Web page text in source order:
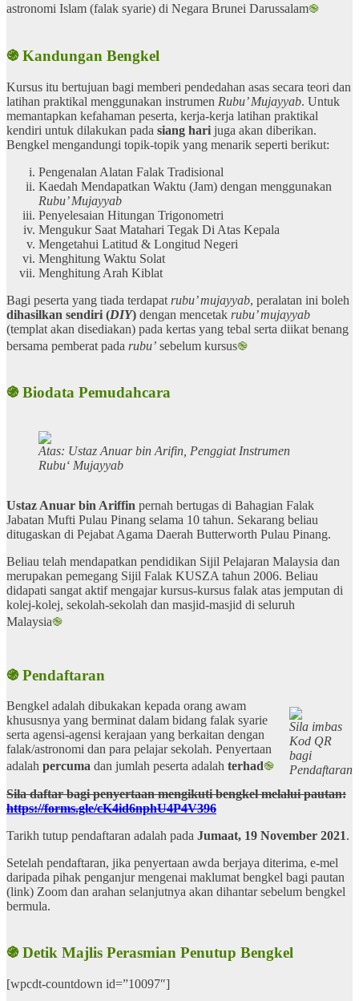
astronomi Islam (falak syarie) di Negara Brunei Darussalam֎
֍ Kandungan Bengkel
Kursus itu bertujuan bagi memberi pendedahan asas secara teori dan
latihan praktikal menggunakan instrumen Rubu’ Mujayyab. Untuk
memantapkan kefahaman peserta, kerja-kerja latihan praktikal
kendiri untuk dilakukan pada siang hari juga akan diberikan.
Bengkel mengandungi topik-topik yang menarik seperti berikut:
Pengenalan Alatan Falak Tradisional
Kaedah Mendapatkan Waktu (Jam) dengan menggunakan
Rubu’ Mujayyab
Penyelesaian Hitungan Trigonometri
Mengukur Saat Matahari Tegak Di Atas Kepala
Mengetahui Latitud & Longitud Negeri
Menghitung Waktu Solat
Menghitung Arah Kiblat
Bagi peserta yang tiada terdapat rubu’ mujayyab, peralatan ini boleh
dihasilkan sendiri (DIY) dengan mencetak rubu’ mujayyab
(templat akan disediakan) pada kertas yang tebal serta diikat benang
bersama pemberat pada rubu’ sebelum kursus֎
֍ Biodata Pemudahcara
Atas: Ustaz Anuar bin Arifin, Penggiat Instrumen
Rubu‘ Mujayyab
Ustaz Anuar bin Ariffin pernah bertugas di Bahagian Falak
Jabatan Mufti Pulau Pinang selama 10 tahun. Sekarang beliau
ditugaskan di Pejabat Agama Daerah Butterworth Pulau Pinang.
Beliau telah mendapatkan pendidikan Sijil Pelajaran Malaysia dan
merupakan pemegang Sijil Falak KUSZA tahun 2006. Beliau
didapati sangat aktif mengajar kursus-kursus falak atas jemputan di
kolej-kolej, sekolah-sekolah dan masjid-masjid di seluruh
Malaysia֎
֍ Pendaftaran
Sila imbas
Kod QR
bagi
Pendaftaran
Bengkel adalah dibukakan kepada orang awam
khususnya yang berminat dalam bidang falak syarie
serta agensi-agensi kerajaan yang berkaitan dengan
falak/astronomi dan para pelajar sekolah. Penyertaan
adalah percuma dan jumlah peserta adalah terhad֎
Sila daftar bagi penyertaan mengikuti bengkel melalui pautan:
https://forms.gle/cK4id6nphU4P4V396
Tarikh tutup pendaftaran adalah pada Jumaat, 19 November 2021.
Setelah pendaftaran, jika penyertaan awda berjaya diterima, e-mel
daripada pihak penganjur mengenai maklumat bengkel bagi pautan
(link) Zoom dan arahan selanjutnya akan dihantar sebelum bengkel
bermula.
֍ Detik Majlis Perasmian Penutup Bengkel
[wpcdt-countdown id=”10097″]